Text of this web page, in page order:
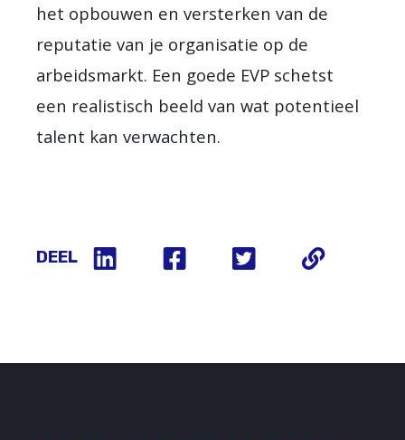
het opbouwen en versterken van de
reputatie van je organisatie op de
arbeidsmarkt. Een goede EVP schetst
een realistisch beeld van wat potentieel
talent kan verwachten.
DEEL